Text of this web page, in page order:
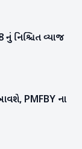
નું નિશ્ચિત વ્યાજ
PMFBY ના